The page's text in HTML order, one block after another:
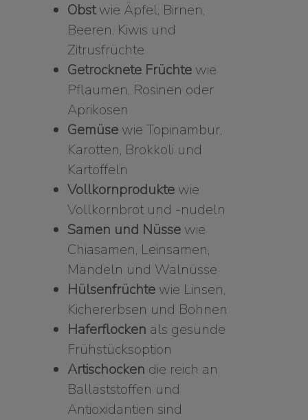
Obstwie Äpfel, Birnen,
Beeren, Kiwis und
Zitrusfrüchte
Getrocknete Früchte wie
Pflaumen, Rosinen oder
Aprikosen
Gemüse wie Topinambur,
Karotten, Brokkoli und
Kartoffeln
Vollkornprodukte wie
Vollkornbrot und -nudeln
Samen und Nüsse wie
Chiasamen, Leinsamen,
Mandeln und Walnüsse
Hülsenfrüchte wie Linsen,
Kichererbsen und Bohnen
Haferflocken als gesunde
Frühstücksoption
Artischocken die reich an
Ballaststoffen und
Antioxidantien sind